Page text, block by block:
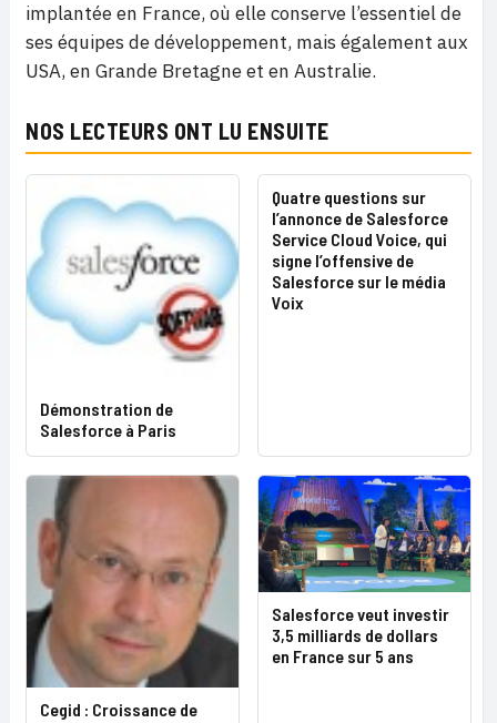
implantée en France, où elle conserve l’essentiel de
ses équipes de développement, mais également aux
USA, en Grande Bretagne et en Australie.
NOS LECTEURS ONT LU ENSUITE
Démonstration de
Salesforce à Paris
Quatre questions sur
l’annonce de Salesforce
Service Cloud Voice, qui
signe l’offensive de
Salesforce sur le média
Voix
Cegid : Croissance de
Salesforce veut investir
3,5 milliards de dollars
en France sur 5 ans